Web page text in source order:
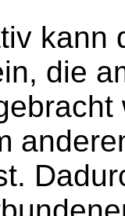
kann
die